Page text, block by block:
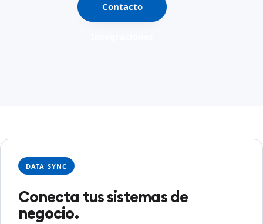
Contacto
DATA SYNC
Conecta tus sistemas de
negocio.